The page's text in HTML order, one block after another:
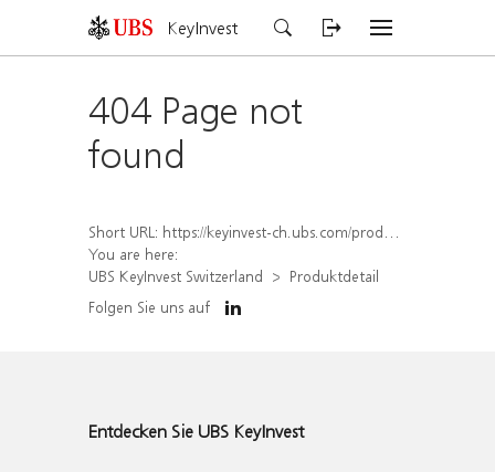
KeyInvest
404 Page not
found
Short URL: https://keyinvest-ch.ubs.com/produkt/detail/index/isin/CH1565642498
You are here:
UBS KeyInvest Switzerland
Produktdetail
Folgen Sie uns auf
Entdecken Sie UBS KeyInvest